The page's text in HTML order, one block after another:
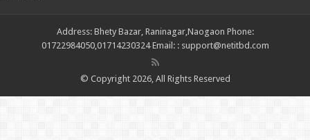
Address: Bhety Bazar, Raninagar,Naogaon Phone:
01722984050,01714230324 Email: : support@netitbd.com
© Copyright 2026, All Rights Reserved